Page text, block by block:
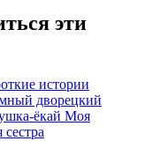
эти
истории
дворецкий
Моя